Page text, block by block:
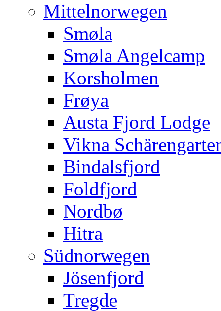
Mittelnorwegen
Smøla
Smøla Angelcamp
Korsholmen
Frøya
Austa Fjord Lodge
Vikna
Bindalsfjord
Foldfjord
Nordbø
Hitra
Südnorwegen
Jösenfjord
Tregde